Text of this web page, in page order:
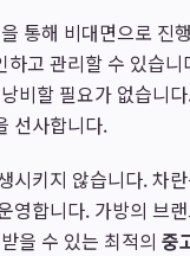
통해 비대면으로 진
고 관리할 수 있습
비할 필요가 없습니
선사합니다.
시키지 않습니다. 차
영합니다. 가방의 브
을 수 있는 최적의 중